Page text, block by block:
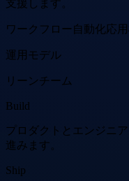
支援します。
ワークフロー自動化応
運用モデル
リーンチーム
Build
プロダクトとエンジニ
進みます。
Ship